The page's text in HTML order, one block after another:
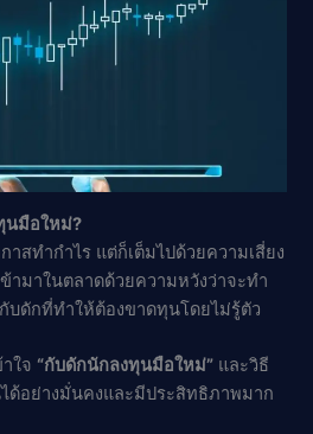
นมือใหม่?
าสทำกำไร แต่ก็เต็มไปด้วยความเสี่ยง
มาในตลาดด้วยความหวังว่าจะทำ
บดักที่ทำให้ต้องขาดทุนโดยไม่รู้ตัว
ใจ “กับดักนักลงทุนมือใหม่” และวิธี
ด้อย่างมั่นคงและมีประสิทธิภาพมาก